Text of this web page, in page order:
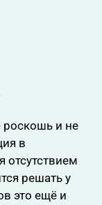
роскошь и не
в
отсутствием
решать у
это ещё и